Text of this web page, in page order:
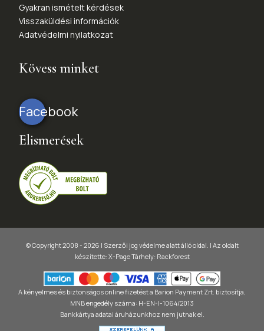
Gyakran ismételt kérdések
Visszaküldési információk
Adatvédelmi nyilatkozat
Kövess minket
Facebook
Elismerések
© Copyright 2008 - 2026 | Szerzői jog védelme alatt álló oldal. | Az oldalt
készítette: X-PageTárhely: Rackforest
A kényelmes és biztonságos online fizetést a Barion Payment Zrt. biztosítja,
MNB engedély száma: H-EN-I-1064/2013
Bankkártya adatai áruházunkhoz nem jutnak el.